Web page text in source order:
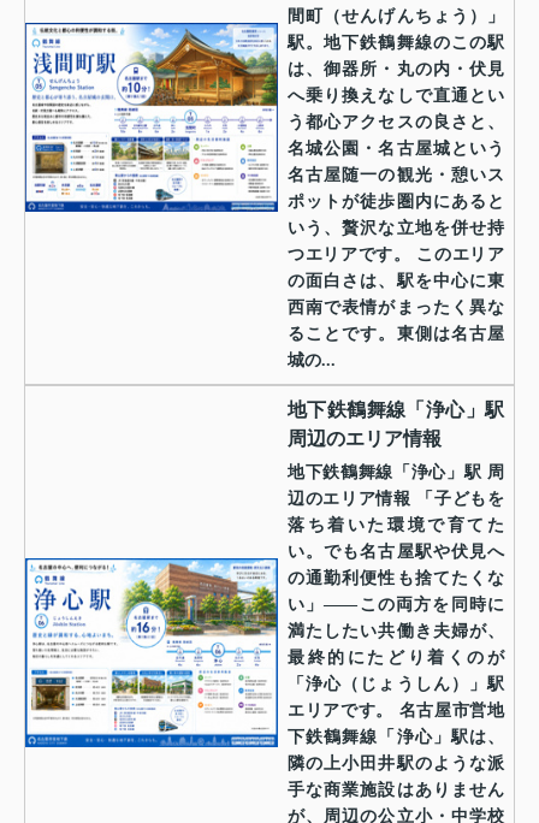
間町（せんげんちょう）」
駅。地下鉄鶴舞線のこの駅
は、御器所・丸の内・伏見
へ乗り換えなしで直通とい
う都心アクセスの良さと、
名城公園・名古屋城という
名古屋随一の観光・憩いス
ポットが徒歩圏内にあると
いう、贅沢な立地を併せ持
つエリアです。 このエリア
の面白さは、駅を中心に東
西南で表情がまったく異な
ることです。東側は名古屋
城の...
地下鉄鶴舞線「浄心」駅
周辺のエリア情報
地下鉄鶴舞線「浄心」駅 周
辺のエリア情報 「子どもを
落ち着いた環境で育てた
い。でも名古屋駅や伏見へ
の通勤利便性も捨てたくな
い」——この両方を同時に
満たしたい共働き夫婦が、
最終的にたどり着くのが
「浄心（じょうしん）」駅
エリアです。 名古屋市営地
下鉄鶴舞線「浄心」駅は、
隣の上小田井駅のような派
手な商業施設はありません
が、周辺の公立小・中学校